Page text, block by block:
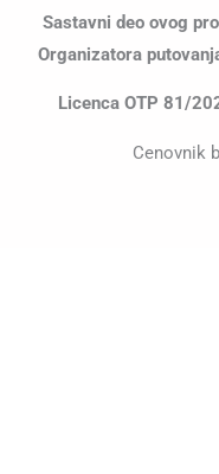
Sastavni deo ovog
Organizatora
Licenca OTP 81/
Cenovnik